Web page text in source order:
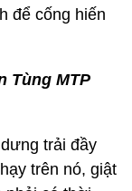
để cống hiến
Tùng MTP
trải đầy
trên nó, giật